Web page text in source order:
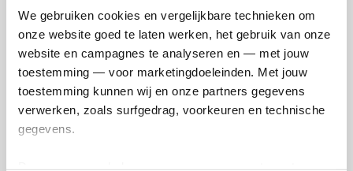
We gebruiken cookies en vergelijkbare technieken om
onze website goed te laten werken, het gebruik van onze
website en campagnes te analyseren en — met jouw
toestemming — voor marketingdoeleinden. Met jouw
toestemming kunnen wij en onze partners gegevens
verwerken, zoals surfgedrag, voorkeuren en technische
gegevens.
Bas's badges